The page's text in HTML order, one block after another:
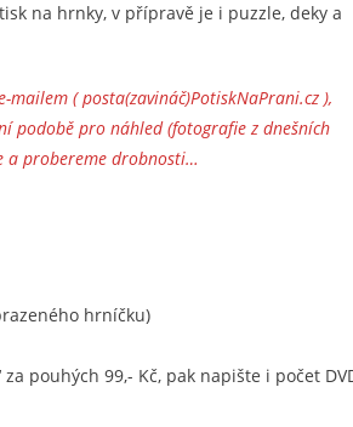
na hrnky, v přípravě je i puzzle, deky a
( posta(zavináč)PotiskNaPrani.cz ),
podobě pro náhled (fotografie z dnešních
a probereme drobnosti…
hrníčku)
za pouhých 99,- Kč, pak napište i počet